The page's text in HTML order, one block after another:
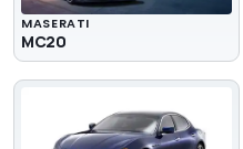
MASERATI
MC20